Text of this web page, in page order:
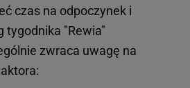
czas na odpoczynek i
tygodnika "Rewia"
zwraca uwagę na